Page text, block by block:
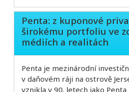
Penta: z kuponové
širokému portfoliu ve
médiích a realitách
Penta je mezinárodní
v daňovém ráji na ostrově
vznikla v 90. letech jako